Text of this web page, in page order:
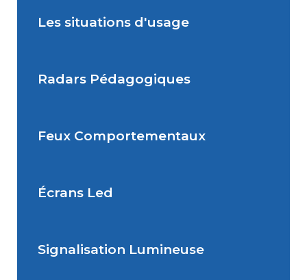
Les situations d'usage
Situations de signalisation
Situations de signalisation
Radars Pédagogiques
Radar Pédagogique
Feux Comportementaux
Feu Comportemental
Écrans Led
Écran Géant Extérieur Led
Signalisation Lumineuse